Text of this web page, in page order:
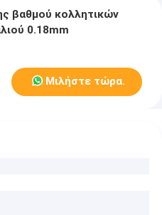
βαθμού κολλητικών
0.18mm
Μιλήστε τώρα.